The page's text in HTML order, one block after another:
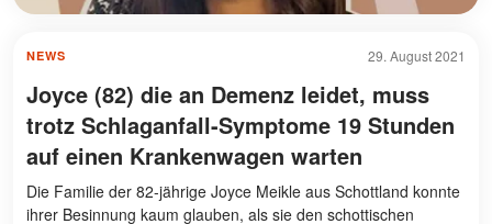
29. August 2021
NEWS
Joyce (82) die an Demenz leidet, muss
trotz Schlaganfall-Symptome 19 Stunden
auf einen Krankenwagen warten
Die Familie der 82-jährige Joyce Meikle aus Schottland konnte
ihrer Besinnung kaum glauben, als sie den schottischen